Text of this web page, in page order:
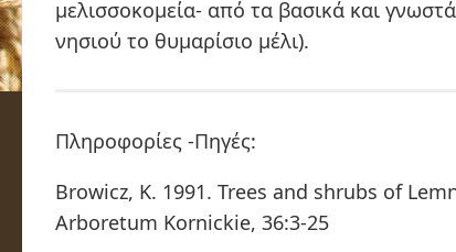
μελισσοκομεία- από τα βασικά και
νησιού το θυμαρίσιο μέλι).
Πληροφορίες -Πηγές:
Browicz, K. 1991. Trees and shrubs of
Arboretum Kornickie, 36:3-25